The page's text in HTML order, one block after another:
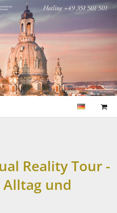
Reality Tour -
Alltag und